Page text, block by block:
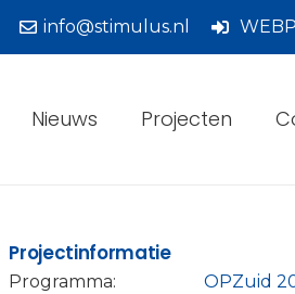
info@stimulus.nl
Nieuws Projecten
Projectinformatie
Programma:
OPZuid